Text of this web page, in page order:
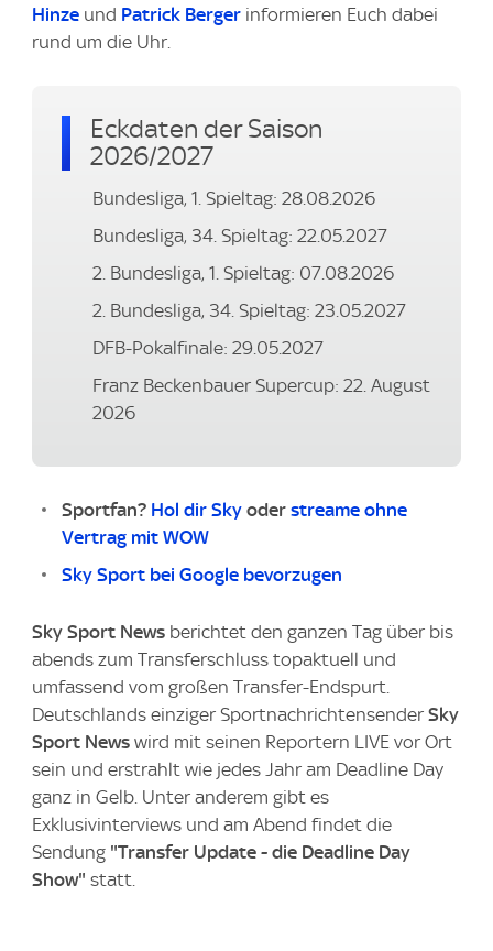
Hinze und Patrick Berger informieren Euch dabei
rund um die Uhr.
Eckdaten der Saison
2026/2027
Bundesliga, 1. Spieltag: 28.08.2026
Bundesliga, 34. Spieltag: 22.05.2027
2. Bundesliga, 1. Spieltag: 07.08.2026
2. Bundesliga, 34. Spieltag: 23.05.2027
DFB-Pokalfinale: 29.05.2027
Franz Beckenbauer Supercup: 22. August
2026
Sportfan? Hol dir Sky oder streame ohne
Vertrag mit WOW
Sky Sport bei Google bevorzugen
Sky Sport News berichtet den ganzen Tag über bis
abends zum Transferschluss topaktuell und
umfassend vom großen Transfer-Endspurt.
Deutschlands einziger Sportnachrichtensender Sky
Sport News wird mit seinen Reportern LIVE vor Ort
sein und erstrahlt wie jedes Jahr am Deadline Day
ganz in Gelb. Unter anderem gibt es
Exklusivinterviews und am Abend findet die
Sendung "Transfer Update - die Deadline Day
Show" statt.